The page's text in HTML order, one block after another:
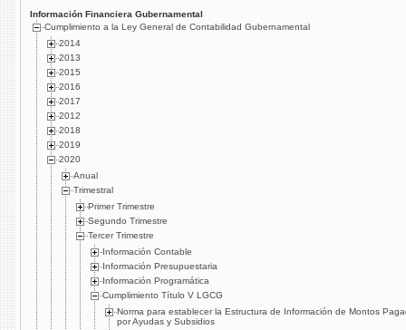
Información Financiera Gubernamental
Cumplimiento a la Ley General de Contabilidad Gubernamental
2014
2013
2015
2016
2017
2012
2018
2019
2020
Anual
Trimestral
Primer Trimestre
Segundo Trimestre
Tercer Trimestre
Información Contable
Información Presupuestaria
Información Programática
Cumplimiento Tí­tulo V LGCG
Norma para establecer la Estructura de Información de Montos
por Ayudas y Subsidios